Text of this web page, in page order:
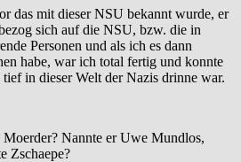
das mit dieser NSU bekannt wurde, er
sich auf die NSU, bzw. die in
Personen und als ich es dann
habe, war ich total fertig und konnte
tief in dieser Welt der Nazis drinne war.
Nannte er Uwe Mundlos,
Zschaepe?